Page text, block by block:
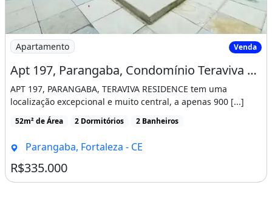
Imagem: Apt 197, Parangaba, Condomínio Teraviva
Apartamento Venda
Apt 197, Parangaba, Condomínio Teraviva Residence, Apartamento 02 Quartos, 02 Wc
APT 197, PARANGABA, TERAVIVA RESIDENCE tem uma
localização excepcional e muito central, a apenas 900 [...]
52m² de Área 2 Dormitórios 2 Banheiros
Parangaba, Fortaleza - CE
R$335.000